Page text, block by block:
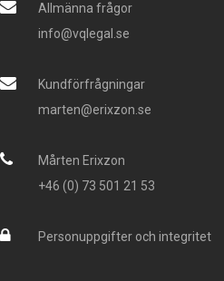
Allmänna frågor
info@vqlegal.se
Kundförfrågningar
marten@erixzon.se
Mårten Erixzon
+46 (0) 73 501 21 53
Personuppgifter och integritet